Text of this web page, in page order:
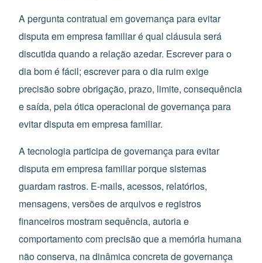
A pergunta contratual em governança para evitar
disputa em empresa familiar é qual cláusula será
discutida quando a relação azedar. Escrever para o
dia bom é fácil; escrever para o dia ruim exige
precisão sobre obrigação, prazo, limite, consequência
e saída, pela ótica operacional de governança para
evitar disputa em empresa familiar.
A tecnologia participa de governança para evitar
disputa em empresa familiar porque sistemas
guardam rastros. E-mails, acessos, relatórios,
mensagens, versões de arquivos e registros
financeiros mostram sequência, autoria e
comportamento com precisão que a memória humana
não conserva, na dinâmica concreta de governança